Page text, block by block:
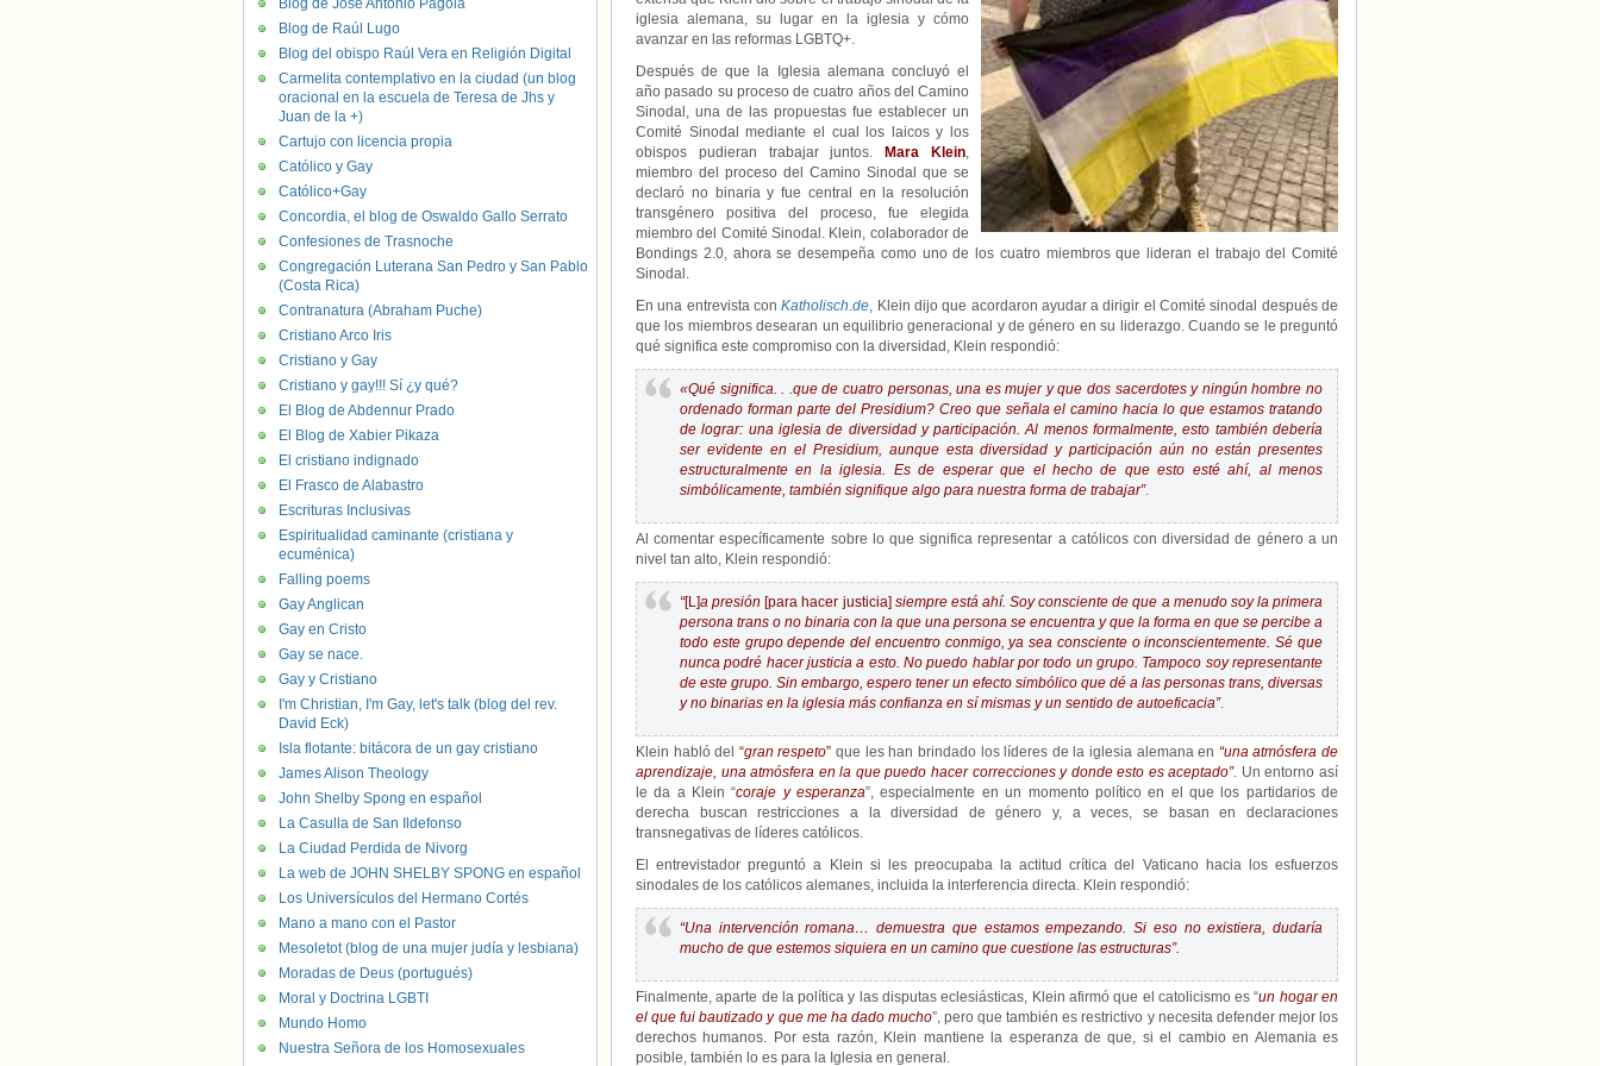
iglesia alemana, su lugar en la iglesia y cómo
avanzar en las reformas LGBTQ+.
Después de que la Iglesia alemana concluyó el
año pasado su proceso de cuatro años del Camino
Sinodal, una de las propuestas fue establecer un
Comité Sinodal mediante el cual los laicos y los
obispos pudieran trabajar juntos.
Mara Klein,
miembro del proceso del Camino Sinodal que se
declaró no binaria y fue central en la resolución
transgénero positiva del proceso, fue elegida
miembro del Comité Sinodal. Klein, colaborador de
Bondings 2.0, ahora se desempeña como uno de los cuatro miembros que lideran el trabajo del Comité
Sinodal.
En una entrevista conKatholisch.de, Klein dijo que acordaron ayudar a dirigir el Comité sinodal después de
que los miembros desearan un equilibrio generacional y de género en su liderazgo. Cuando se le preguntó
qué significa este compromiso con la diversidad, Klein respondió:
«Qué significa. . .que de cuatro personas, una es mujer y que dos sacerdotes y ningún hombre no
ordenado forman parte del Presidium? Creo que señala el camino hacia lo que estamos tratando
de lograr: una iglesia de diversidad y participación. Al menos formalmente, esto también debería
ser evidente en el Presidium, aunque esta diversidad y participación aún no están presentes
estructuralmente en la iglesia. Es de esperar que el hecho de que esto esté ahí, al menos
simbólicamente, también signifique algo para nuestra forma de trabajar”.
Al comentar específicamente sobre lo que significa representar a católicos con diversidad de género a un
nivel tan alto, Klein respondió:
“[L]a presión [para hacer justicia] siempre está ahí. Soy consciente de que a menudo soy la primera
persona trans o no binaria con la que una persona se encuentra y que la forma en que se percibe a
todo este grupo depende del encuentro conmigo, ya sea consciente o inconscientemente. Sé que
nunca podré hacer justicia a esto. No puedo hablar por todo un grupo. Tampoco soy representante
de este grupo. Sin embargo, espero tener un efecto simbólico que dé a las personas trans, diversas
y no binarias en la iglesia más confianza en sí mismas y un sentido de autoeficacia”.
Klein habló del “gran respeto” que les han brindado los líderes de la iglesia alemana en “una atmósfera de
aprendizaje, una atmósfera en la que puedo hacer correcciones y donde esto es aceptado”. Un entorno así
le da a Klein “coraje y esperanza”, especialmente en un momento político en el que los partidarios de
derecha buscan restricciones a la diversidad de género y, a veces, se basan en declaraciones
transnegativas de líderes católicos.
El entrevistador preguntó a Klein si les preocupaba la actitud crítica del Vaticano hacia los esfuerzos
sinodales de los católicos alemanes, incluida la interferencia directa. Klein respondió:
“Una intervención romana… demuestra que estamos empezando. Si eso no existiera, dudaría
mucho de que estemos siquiera en un camino que cuestione las estructuras”.
Finalmente, aparte de la política y las disputas eclesiásticas, Klein afirmó que el catolicismo es “un hogar en
el que fui bautizado y que me ha dado mucho”, pero que también es restrictivo y necesita defender mejor los
derechos humanos. Por esta razón, Klein mantiene la esperanza de que, si el cambio en Alemania es
posible, también lo es para la Iglesia en general.
Blog de José Antonio Pagola
Blog de Raúl Lugo
Blog del obispo Raúl Vera en Religión Digital
Carmelita contemplativo en la ciudad (un blog
oracional en la escuela de Teresa de Jhs y
Juan de la +)
Cartujo con licencia propia
Católico y Gay
Católico+Gay
Concordia, el blog de Oswaldo Gallo Serrato
Confesiones de Trasnoche
Congregación Luterana San Pedro y San Pablo
(Costa Rica)
Contranatura (Abraham Puche)
Cristiano Arco Iris
Cristiano y Gay
Cristiano y gay!!! Sí ¿y qué?
El Blog de Abdennur Prado
El Blog de Xabier Pikaza
El cristiano indignado
El Frasco de Alabastro
Escrituras Inclusivas
Espiritualidad caminante (cristiana y
ecuménica)
Falling poems
Gay Anglican
Gay en Cristo
Gay se nace.
Gay y Cristiano
I'm Christian, I'm Gay, let's talk (blog del rev.
David Eck)
Isla flotante: bitácora de un gay cristiano
James Alison Theology
John Shelby Spong en español
La Casulla de San Ildefonso
La Ciudad Perdida de Nivorg
La web de JOHN SHELBY SPONG en español
Los Universículos del Hermano Cortés
Mano a mano con el Pastor
Mesoletot (blog de una mujer judía y lesbiana)
Moradas de Deus (portugués)
Moral y Doctrina LGBTI
Mundo Homo
Nuestra Señora de los Homosexuales